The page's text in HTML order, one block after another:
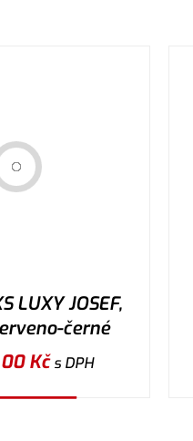
LUXY JOSEF,
černé
Kčs DPH